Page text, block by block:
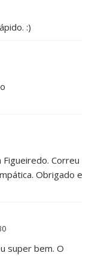
:)
Correu
Obrigado e
super bem. O